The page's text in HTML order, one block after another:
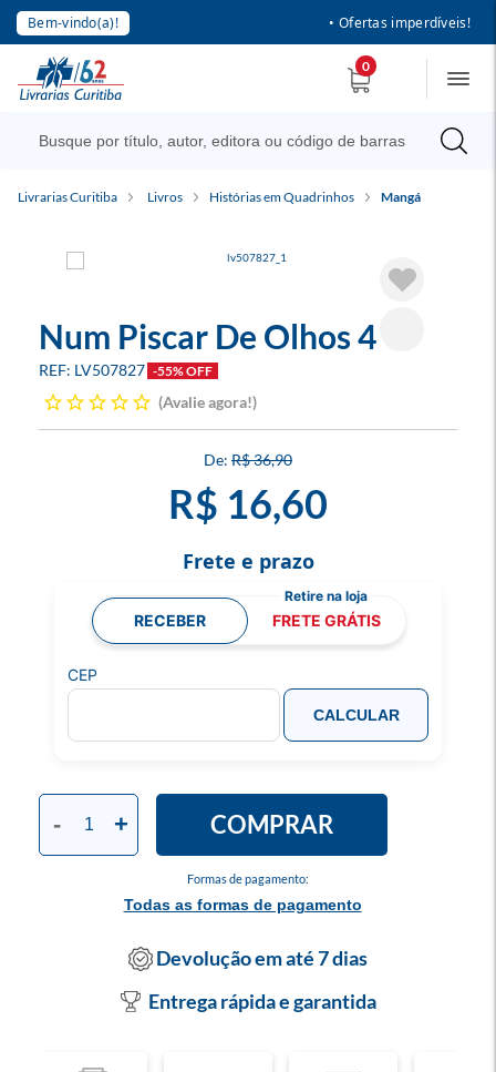
Bem-vindo(a)! • Ofertas imperdíveis!
0
Livrarias Curitiba Livros Histórias em Quadrinhos Mangá
Num Piscar De Olhos 4
LV507827 -55% OFF
Avalie agora!
R$ 36,90
R$ 16,60
Formas de pagamento:
Todas as formas de pagamento
- + COMPRAR
Frete e prazo
RECEBER FRETE GRÁTIS
CEP
CALCULAR
Devolução em até 7 dias
Entrega rápida e garantida